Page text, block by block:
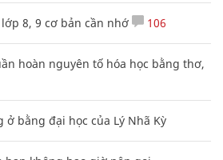
8, 9 cơ bản cần nhớ 106
hoàn nguyên tố hóa học bằng thơ,
bằng đại học của Lý Nhã Kỳ